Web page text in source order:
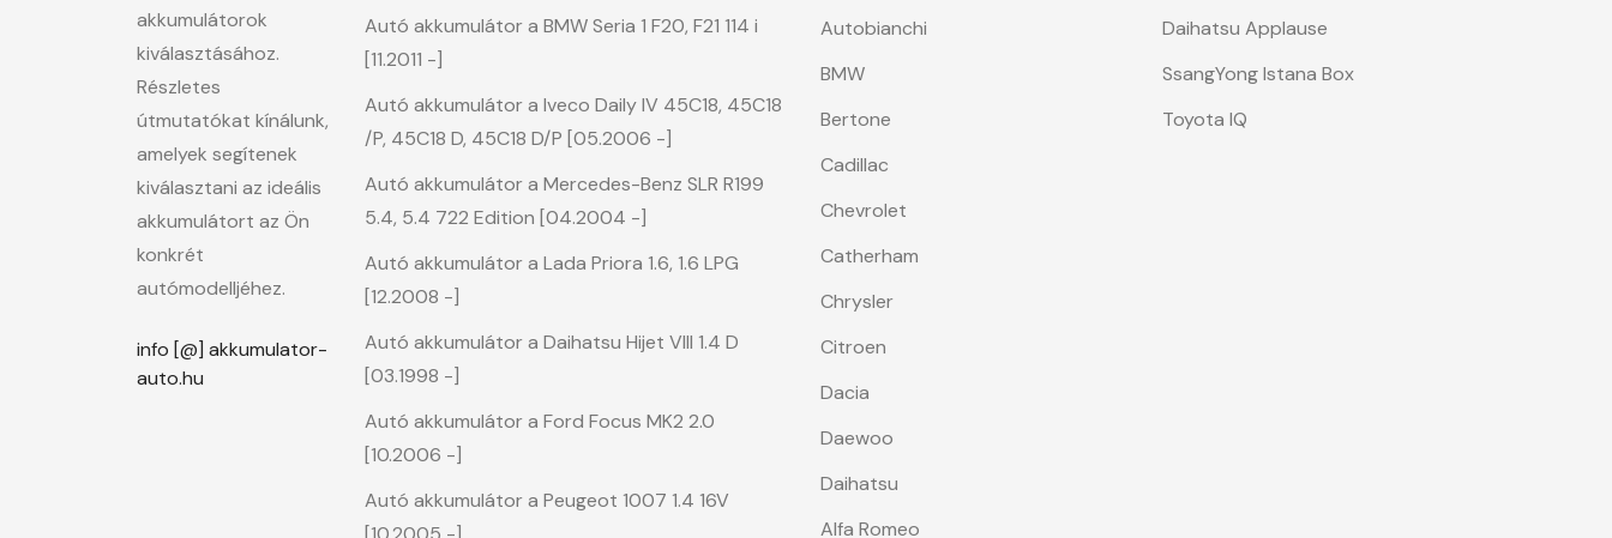
akkumulátorok
kiválasztásához.
Részletes
útmutatókat kínálunk,
amelyek segítenek
kiválasztani az ideális
akkumulátort az Ön
konkrét
autómodelljéhez.
info [@] akkumulator-
auto.hu
Autó akkumulátor a BMW Seria 1 F20, F21 114 i
[11.2011 -]
Autó akkumulátor a Iveco Daily IV 45C18, 45C18
/P, 45C18 D, 45C18 D/P [05.2006 -]
Autó akkumulátor a Mercedes-Benz SLR R199
5.4, 5.4 722 Edition [04.2004 -]
Autó akkumulátor a Lada Priora 1.6, 1.6 LPG
[12.2008 -]
Autó akkumulátor a Daihatsu Hijet VIII 1.4 D
[03.1998 -]
Autó akkumulátor a Ford Focus MK2 2.0
[10.2006 -]
Autó akkumulátor a Peugeot 1007 1.4 16V
Autobianchi
BMW
Bertone
Cadillac
Chevrolet
Catherham
Chrysler
Citroen
Dacia
Daewoo
Daihatsu
Alfa Romeo
Daihatsu Applause
SsangYong Istana Box
Toyota IQ